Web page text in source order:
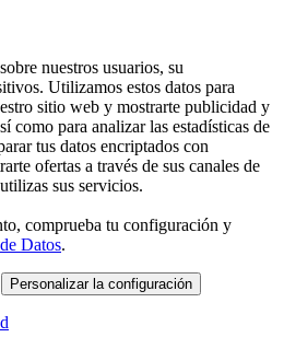
nuestros usuarios, su
Utilizamos estos datos para
sitio web y mostrarte publicidad y
como para analizar las estadísticas de
tus datos encriptados con
ofertas a través de sus canales de
sus servicios.
comprueba tu configuración y
Datos.
Personalizar la configuración